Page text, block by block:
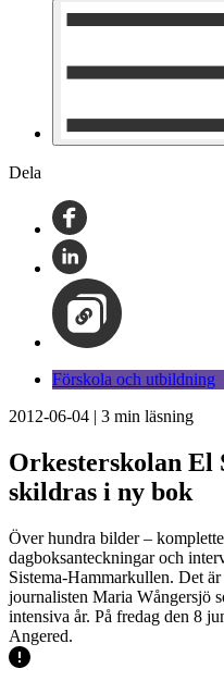
Dela
Förskola och utbildning
2012-06-04 | 3 min läsning
Orkesterskolan El
skildras i ny bok
Över hundra bilder –
dagboksanteckningar och
Sistema-Hammarkullen. Det
journalisten Maria Wångersjö
intensiva år. På fredag den 8
Angered.